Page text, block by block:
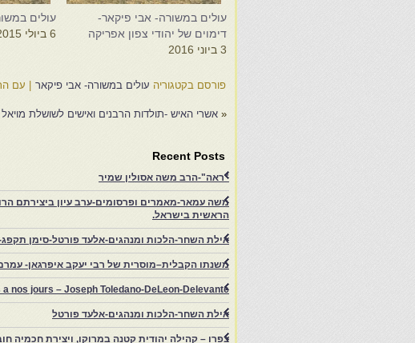
עולים במשורה- אבי פיקאר-
דימוים של יהודי צפון אפריקה
3 ביוני 2016
עולים
6 ביולי 2015
פורסם בקטגוריה עולים במשורה- אבי פיקאר עם
« אשרי האיש -תולדות הרבנים ואישים לשושלת מויאל
Recent Posts
"ראה"-הרב משה אסולין שמיר
משה עמאר-מאמרים ופרסומים-ערב עיון ביצירתם
הראשית בישראל.
אילת השחר-הלכות ומנהגים-אלעד פורטל-סימן
משנתו הקבלית–מוסרית של רבי יעקב איפרגאן-
nos jours – Joseph Toledano-DeLeon-Delevante.
אילת השחר-הלכות ומנהגים-אלעד פורטל